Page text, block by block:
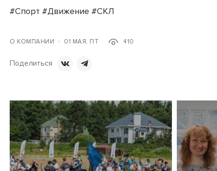
#Спорт #Движение #СКЛ
О КОМПАНИИ 01 МАЯ, ПТ 410
Поделиться